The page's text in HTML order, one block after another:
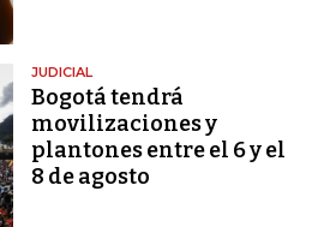
JUDICIAL
Bogotá tendrá
movilizaciones y
plantones entre el 6 y el
8 de agosto